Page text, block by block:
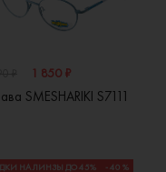
1 850 ₽
SMESHARIKI S7111
НА ЛИНЗЫ ДО 45% - 40 %